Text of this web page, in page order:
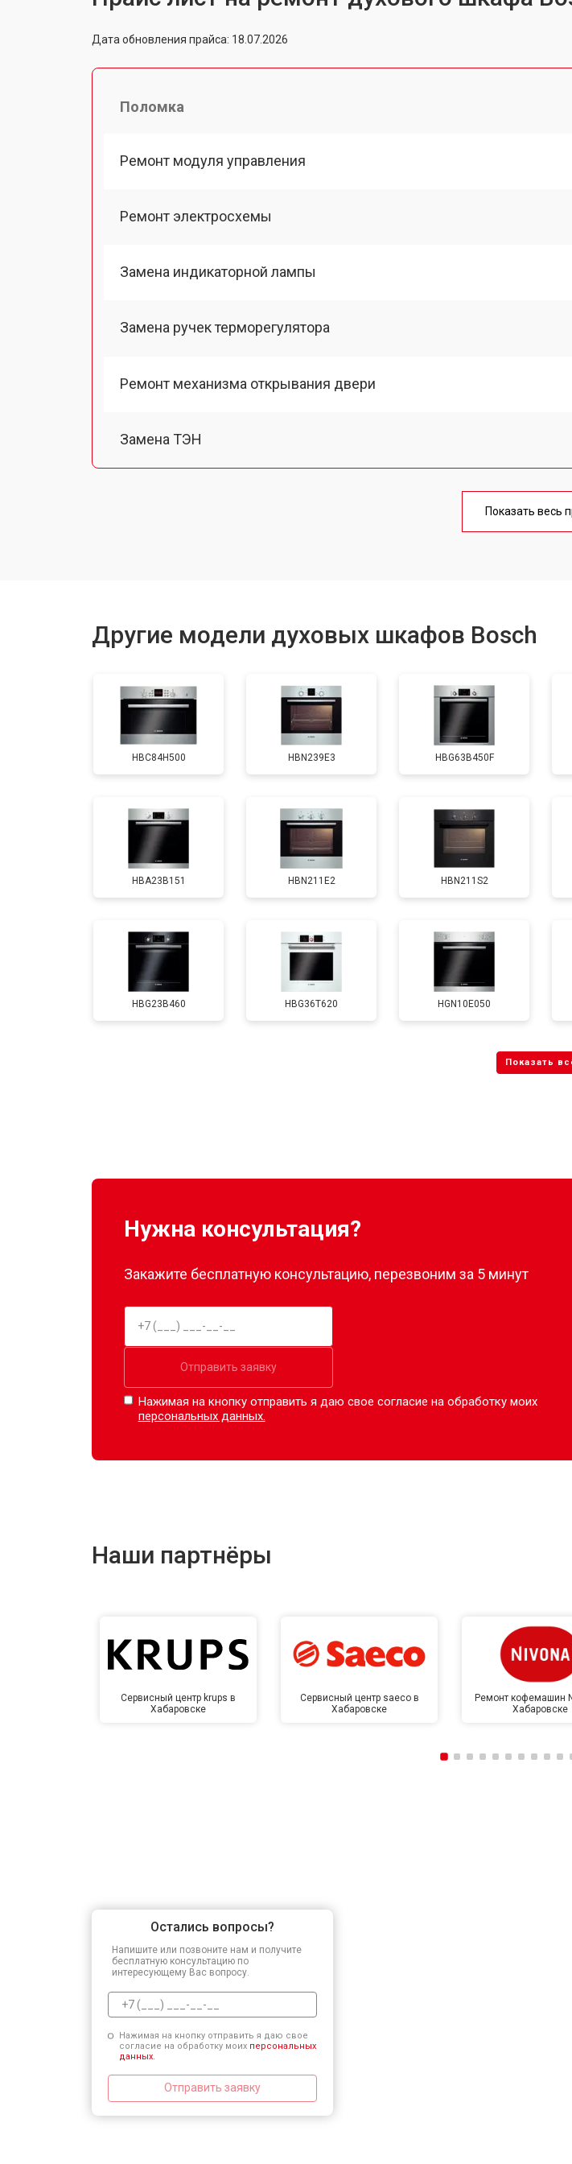
Дата обновления прайса: 18.07.2026
Поломка
Ремонт модуля управления
Ремонт электросхемы
Замена индикаторной лампы
Замена ручек терморегулятора
Ремонт механизма открывания двери
Замена ТЭН
Показать весь
Другие модели духовых шкафов Bosch
HBC84H500 HBN239E3 HBG63B450F
HBA23B151 HBN211E2 HBN211S2
HBG23B460 HBG36T620 HGN10E050
Нужна консультация?
Закажите бесплатную консультацию, перезвоним за 5 минут
Отправить заявку
Нажимая на кнопку отправить я даю свое согласие на обработку моих
персональных данных.
Наши партнёры
Сервисный центр krups в
Хабаровске
Сервисный центр saeco в
Хабаровске
Ремонт кофемашин
Хабаровске
Остались вопросы?
Напишите или позвоните нам и получите
бесплатную консультацию по
интересующему Вас вопросу.
Нажимая на кнопку отправить я даю свое
согласие на обработку моих персональных
данных.
Отправить заявку